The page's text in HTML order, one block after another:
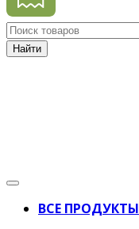
Найти
ВСЕ ПРОДУКТЫ